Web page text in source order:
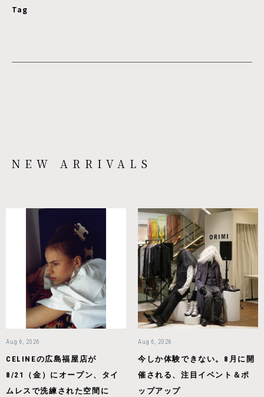
Tag
NEW ARRIVALS
Aug 6, 2026
CELINEの広島福屋店が
8/21（金）にオープン、タイ
ムレスで洗練された空間に
Aug 6, 2026
今しか体験できない。8月に開
催される、注目イベント＆ポ
ップアップ